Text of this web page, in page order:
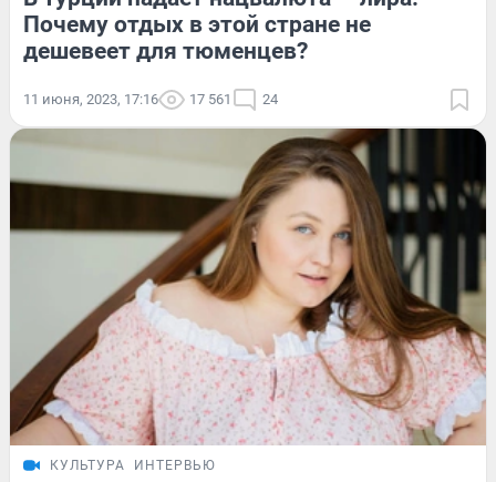
Почему отдых в этой стране не
дешевеет для тюменцев?
11 июня, 2023, 17:16 17 561 24
КУЛЬТУРА ИНТЕРВЬЮ